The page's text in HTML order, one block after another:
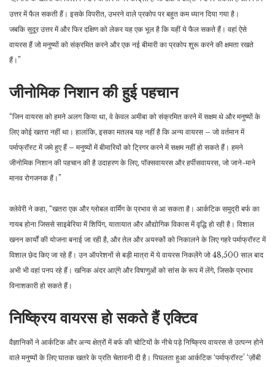
उत्तर में फैल सकती हैं। इसके विपरीत, उभरने वाले प्रकोप पर बहुत कम ध्यान दिया गया है।
जबकि सुदूर उत्तर में और फिर दक्षिण को लेकर यह एक भूल है कि यहीं ये फैल सकते हैं। वहां ऐसे
वायरस हैं जो मनुष्यों को संक्रमित करने और एक नई बीमारी का प्रकोप शुरू करने की क्षमता रखते
हैं।”
जीनोमिक निशान की हुई पहचान
“जिन वायरस को हमने अलग किया था, वे केवल अमीबा को संक्रमित करने में सक्षम थे और मनुष्यों के
लिए कोई खतरा नहीं था। हालांकि, इसका मतलब यह नहीं है कि अन्य वायरस – जो वर्तमान में
पर्माफ्रॉस्ट में जमे हुए हैं – मनुष्यों में बीमारियों को ट्रिगर करने में सक्षम नहीं हो सकते हैं। हमने
जीनोमिक निशान की पहचान की है उदाहरण के लिए, पॉक्सवायरस और हर्पीसवायरस, जो जाने-माने
मानव रोगजनक हैं।”
क्लेवेरी ने कहा, “खतरा एक और ग्लोबल वार्मिंग के प्रभाव से आ सकता है। आर्कटिक समुद्री बर्फ का
गायब होना जिससे साइबेरिया में शिपिंग, यातायात और औद्योगिक विकास में वृद्धि हो रही है। विशाल
खनन कार्यों की योजना बनाई जा रही है, और तेल और अयस्कों को निकालने के लिए गहरे पर्माफ्रॉस्ट में
विशाल छेद किए जा रहे हैं। उन ऑपरेशनों से बड़ी मात्रा में ये वायरस निकलेंगे जो 48,500 साल बाद
अभी भी वहां पनप रहे हैं। खनिक अंदर आएंगे और विषाणुओं को सांस के रूप में लेंगे, जिसके प्रभाव
विनाशकारी हो सकते हैं।
निष्क्रिय वायरस हो सकते हैं एक्टिव
वैज्ञानिकों ने आर्कटिक और अन्य क्षेत्रों में बर्फ की चोटियों के नीचे पड़े निष्क्रिय वायरस से उत्पन्न होने
वाले मनुष्यों के लिए घातक खतरे के प्रति चेतावनी दी है। पिघलता हुआ आर्कटिक ‘पर्माफ्रॉस्ट’ ‘ज़ोंबी